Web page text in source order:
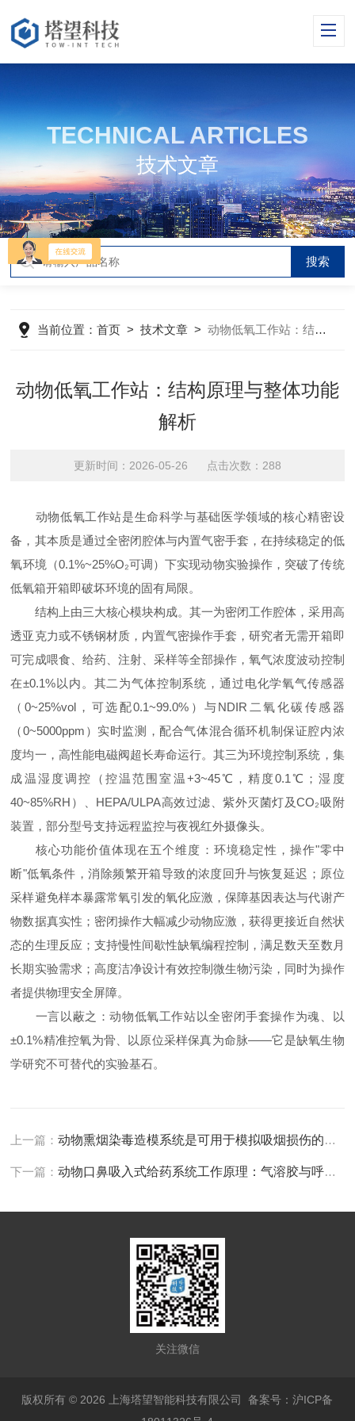
TECHNICAL ARTICLES
技术文章
当前位置：首页 >技术文章 >动物低氧工作站：结构原理与整体功能解析
动物低氧工作站：结构原理与整体功能
解析
更新时间：2026-05-26 点击次数：288
动物低氧工作站是生命科学与基础医学领域的核心精密设
备，其本质是通过全密闭腔体与内置气密手套，在持续稳定的低
氧环境（0.1%~25%O₂可调）下实现动物实验操作，突破了传统
低氧箱开箱即破坏环境的固有局限。
结构上由三大核心模块构成。其一为密闭工作腔体，采用高
透亚克力或不锈钢材质，内置气密操作手套，研究者无需开箱即
可完成喂食、给药、注射、采样等全部操作，氧气浓度波动控制
在±0.1%以内。其二为气体控制系统，通过电化学氧气传感器
（0~25%vol，可选配0.1~99.0%）与NDIR二氧化碳传感器
（0~5000ppm）实时监测，配合气体混合循环机制保证腔内浓
度均一，高性能电磁阀超长寿命运行。其三为环境控制系统，集
成温湿度调控（控温范围室温+3~45℃，精度0.1℃；湿度
40~85%RH）、HEPA/ULPA高效过滤、紫外灭菌灯及CO₂吸附
装置，部分型号支持远程监控与夜视红外摄像头。
核心功能价值体现在五个维度：环境稳定性，操作"零中
断"低氧条件，消除频繁开箱导致的浓度回升与恢复延迟；原位
采样避免样本暴露常氧引发的氧化应激，保障基因表达与代谢产
物数据真实性；密闭操作大幅减少动物应激，获得更接近自然状
态的生理反应；支持慢性间歇性缺氧编程控制，满足数天至数月
长期实验需求；高度洁净设计有效控制微生物污染，同时为操作
者提供物理安全屏障。
一言以蔽之：动物低氧工作站以全密闭手套操作为魂、以
±0.1%精准控氧为骨、以原位采样保真为命脉——它是缺氧生物
学研究不可替代的实验基石。
上一篇：动物熏烟染毒造模系统是可用于模拟吸烟损伤的科研工具
下一篇：动物口鼻吸入式给药系统工作原理：气溶胶与呼吸道的协同作用
关注微信
版权所有 © 2026 上海塔望智能科技有限公司备案号：沪ICP备